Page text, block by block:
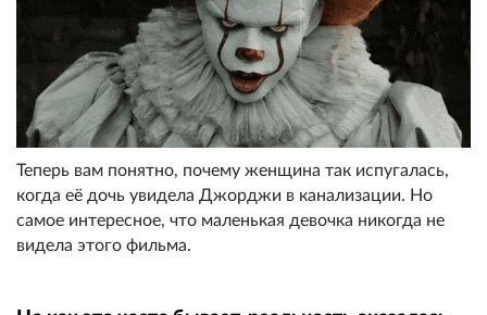
Теперь вам понятно, почему женщина так испугалась,
когда её дочь увидела Джорджи в канализации. Но
самое интересное, что маленькая девочка никогда не
видела этого фильма.